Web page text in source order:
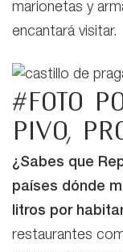
marionetas y
encantará visitar.
#Foto
pivo,
¿Sabes que
países dónde
litros por
restaurantes